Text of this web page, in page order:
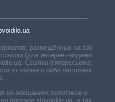
размещённых на сайте,
(для интернет-изданий —
Ссылка (гиперссылка)
от полного либо частичного
об обещаниях политиков и
портале slovoidilo.ua, а также